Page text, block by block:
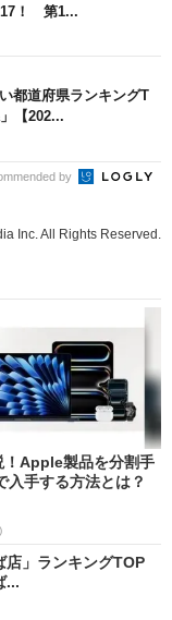
！ 第1...
都道府県ランキングT
【202...
by
Inc. All Rights Reserved.
！Apple製品を分割手
入手する方法とは？
店」ランキングTOP
...